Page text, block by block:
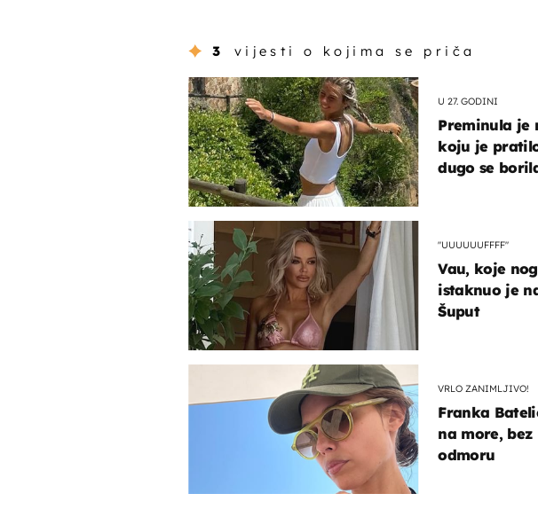
3 vijesti o kojima se priča
U 27. GODINI
Preminula je
koju je
dugo se
"UUUUUUFFFF"
Vau, koje
istaknuo je
Šuput
VRLO ZANIMLJIVO!
Franka
na more,
odmoru